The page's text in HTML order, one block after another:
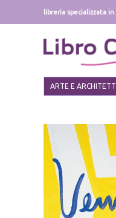
libreria specializzata
ARTE E